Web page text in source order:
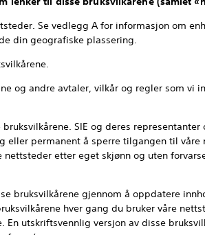
Se vedlegg A for informasjon om
din geografiske plassering.
og andre avtaler, vilkår og regler som vi
SIE og deres
permanent å sperre tilgangen til våre
etter eget skjønn og uten
bruksvilkårene gjennom å oppdatere
hver gang du bruker våre
utskriftsvennlig versjon av disse